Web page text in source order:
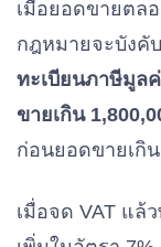
เมื่อยอดขายตล
กฎหมายจะบังคั
ทะเบียนภาษีมูล
ขายเกิน
ก่อนยอดขายเกิ
เมื่อจด VAT แล้